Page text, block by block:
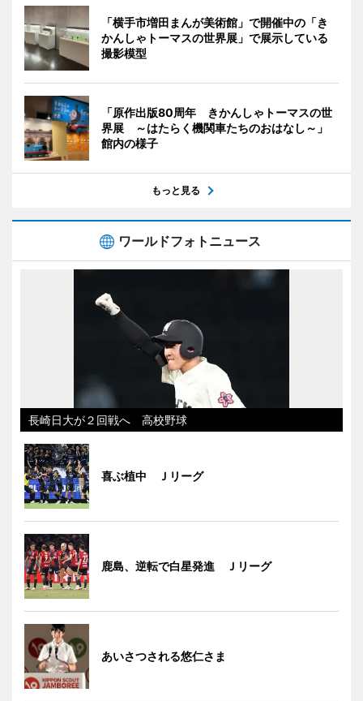
「横手市増田まんが美術館」で開催中の「き
かんしゃトーマスの世界展」で展示している
撮影模型
「原作出版80周年 きかんしゃトーマスの世
界展 ～はたらく機関車たちのおはなし～」
館内の様子
もっと見る
ワールドフォトニュース
長崎日大が２回戦へ 高校野球
喜ぶ植中 Ｊリーグ
鹿島、逆転で白星発進 Ｊリーグ
あいさつされる悠仁さま